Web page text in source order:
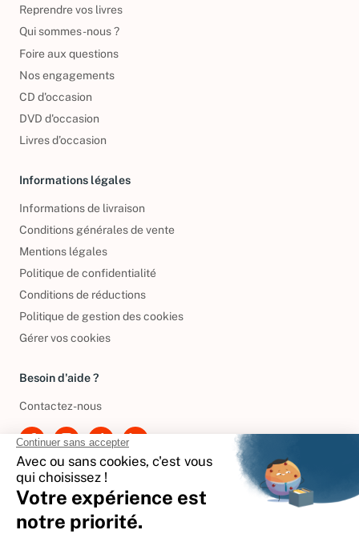
Reprendre vos livres
Qui sommes-nous ?
Foire aux questions
Nos engagements
CD d'occasion
DVD d'occasion
Livres d’occasion
Informations légales
Informations de livraison
Conditions générales de vente
Mentions légales
Politique de confidentialité
Conditions de réductions
Politique de gestion des cookies
Gérer vos cookies
Besoin d'aide ?
Contactez-nous
International
🇪🇸 Espagne
🇩🇪Allemagne